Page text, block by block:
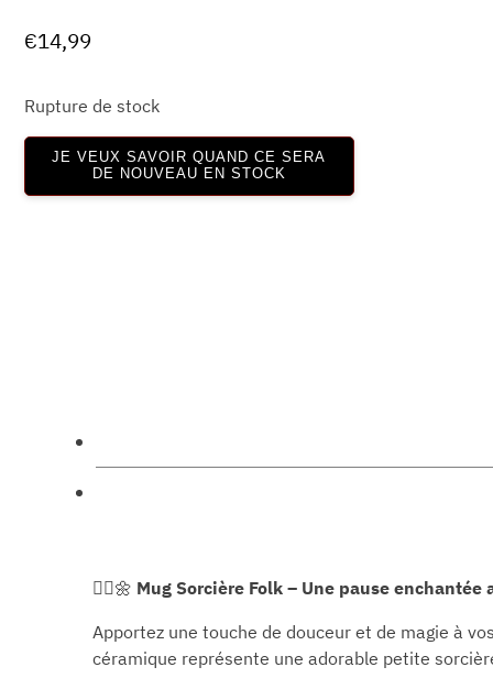
€14,99
Rupture de stock
JE VEUX SAVOIR QUAND CE SERA
DE NOUVEAU EN STOCK
🧙‍♀️🌼 Mug Sorcière Folk – Une pause enchantée
Apportez une touche de douceur et de magie à
céramique représente une adorable petite